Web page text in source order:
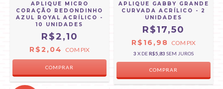
APLIQUE MICRO
CORAÇÃO REDONDINHO
AZUL ROYAL ACRÍLICO -
10 UNIDADES
R$2,10
R$2,04 COM PIX
APLIQUE GABBY GRANDE
CURVADA ACRÍLICO - 2
UNIDADES
R$17,50
R$16,98 COM PIX
3 X DER$5,83 SEM JUROS